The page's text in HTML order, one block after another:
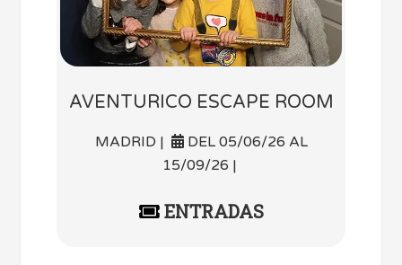
AVENTURICO ESCAPE ROOM
MADRID |
DEL 05/06/26 AL
15/09/26 |
ENTRADAS